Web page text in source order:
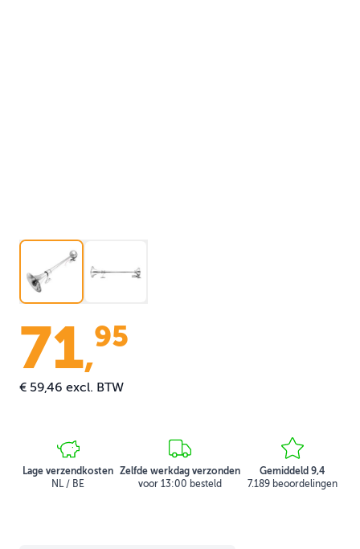
71,95
€ 59,46 excl. BTW
Lage verzendkosten
NL / BE
Zelfde werkdag verzonden
voor 13:00 besteld
Gemiddeld 9,4
7.189 beoordelingen